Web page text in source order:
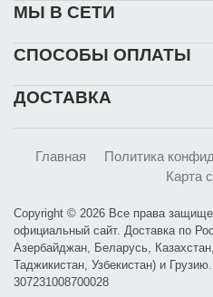
МЫ В СЕТИ
СПОСОБЫ ОПЛАТЫ
ДОСТАВКА
Главная Политика
Карта
Copyright © 2026 Все права
официальный сайт. Доставка по
Азербайджан, Беларусь,
Таджикистан, Узбекистан) и
307231008700028